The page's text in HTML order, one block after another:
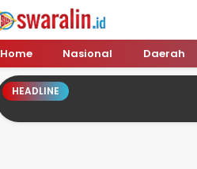
Swara Lin
Independent, Tajam & Profesional
Home Nasional Daerah
HEADLINE